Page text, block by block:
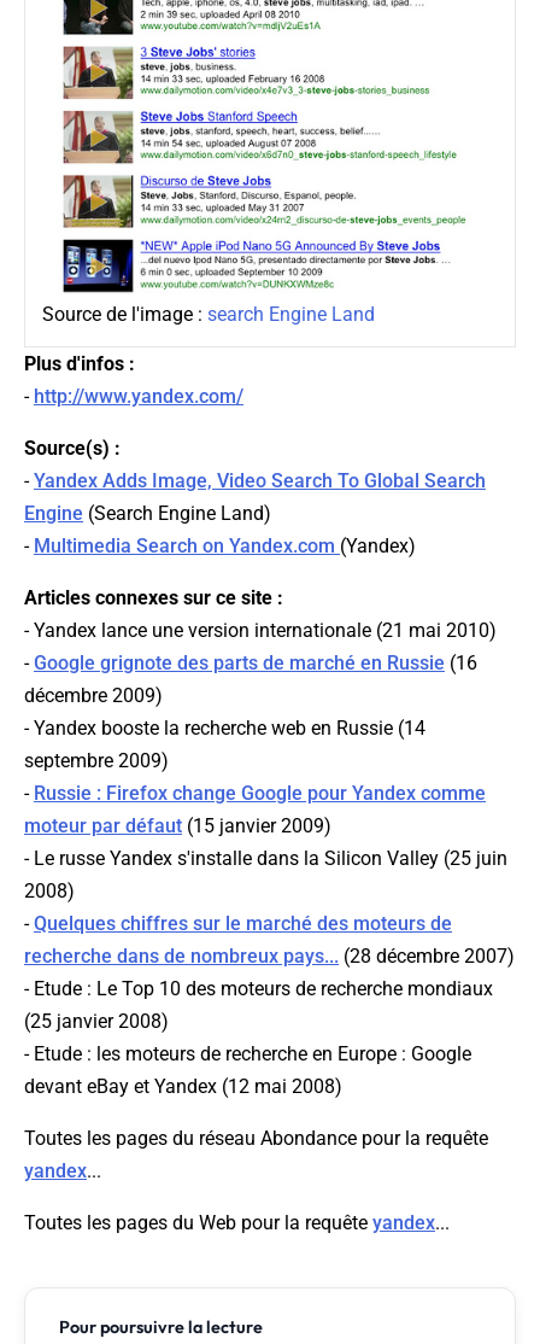
Source de l'image : search Engine Land
Plus d'infos :
- http://www.yandex.com/
Source(s) :
-Yandex Adds Image, Video Search To Global Search
Engine (Search Engine Land)
- Multimedia Search on Yandex.com (Yandex)
Articles connexes sur ce site :
- Yandex lance une version internationale (21 mai 2010)
-Google grignote des parts de marché en Russie (16
décembre 2009)
- Yandex booste la recherche web en Russie (14
septembre 2009)
- Russie : Firefox change Google pour Yandex comme
moteur par défaut (15 janvier 2009)
- Le russe Yandex s'installe dans la Silicon Valley (25 juin
2008)
-Quelques chiffres sur le marché des moteurs de
recherche dans de nombreux pays... (28 décembre 2007)
- Etude : Le Top 10 des moteurs de recherche mondiaux
(25 janvier 2008)
- Etude : les moteurs de recherche en Europe : Google
devant eBay et Yandex (12 mai 2008)
Toutes les pages du réseau Abondance pour la requête
yandex...
Toutes les pages du Web pour la requête yandex...
Pour poursuivre la lecture